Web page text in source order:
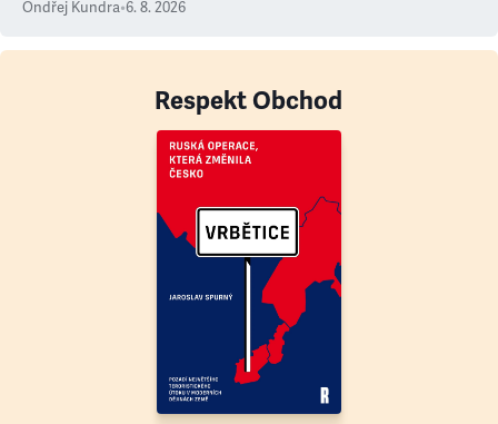
Ondřej Kundra•6. 8. 2026
Respekt Obchod